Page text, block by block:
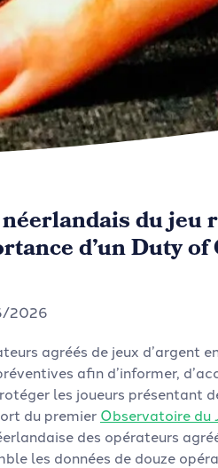
du jeu
d’un Duty
2026
agréés de jeux d’argent
afin d’informer,
les joueurs présentant
du premier Observatoire du
des opérateurs
les données de douze